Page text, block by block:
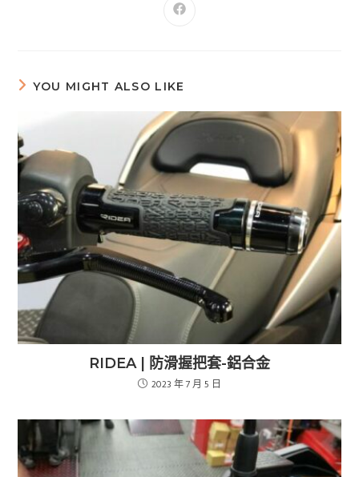
YOU MIGHT ALSO LIKE
RIDEA | 防滑握把套-鋁合金
2023 年 7 月 5 日